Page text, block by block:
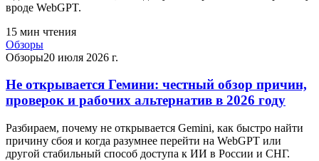
вроде WebGPT.
15 мин чтения
Обзоры
Обзоры20 июля 2026 г.
Не открывается Гемини: честный обзор причин,
проверок и рабочих альтернатив в 2026 году
Разбираем, почему не открывается Gemini, как быстро найти
причину сбоя и когда разумнее перейти на WebGPT или
другой стабильный способ доступа к ИИ в России и СНГ.